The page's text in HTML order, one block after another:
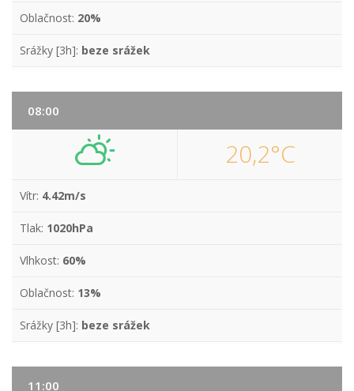
Oblačnost: 20%
Srážky [3h]: beze srážek
08:00
20,2°C
Vítr: 4.42m/s
Tlak: 1020hPa
Vlhkost: 60%
Oblačnost: 13%
Srážky [3h]: beze srážek
11:00